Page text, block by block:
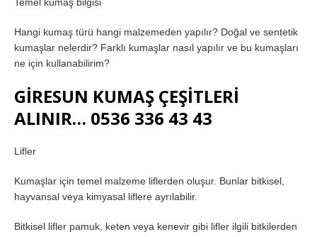
Hangi kumaş türü hangi malzemeden yapılır? Doğal ve sentetik
kumaşlar nelerdir? Farklı kumaşlar nasıl yapılır ve bu kumaşları
ne için kullanabilirim?
GİRESUN KUMAŞ ÇEŞİTLERİ
ALINIR… 0536 336 43 43
Lifler
Kumaşlar için temel malzeme liflerden oluşur. Bunlar bitkisel,
hayvansal veya kimyasal liflere ayrılabilir.
Bitkisel lifler pamuk, keten veya kenevir gibi lifler ilgili bitkilerden